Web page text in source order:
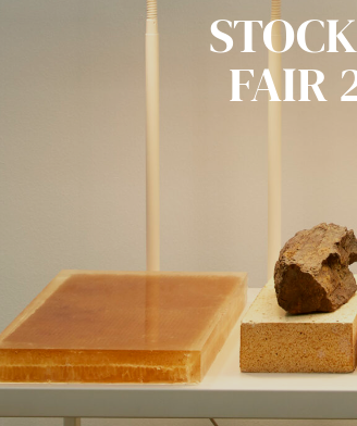
FAIR